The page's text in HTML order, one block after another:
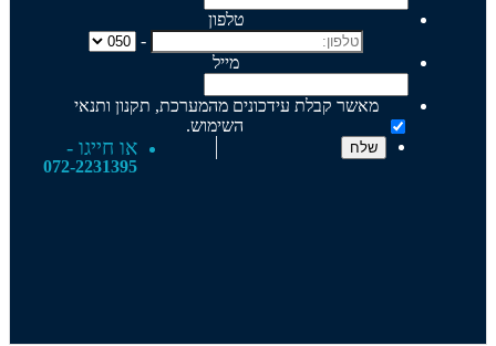
טלפון
-
מייל
מאשר קבלת עידכונים מהמערכת, תקנון ותנאי
השימוש.
או חייגו -
072-2231395